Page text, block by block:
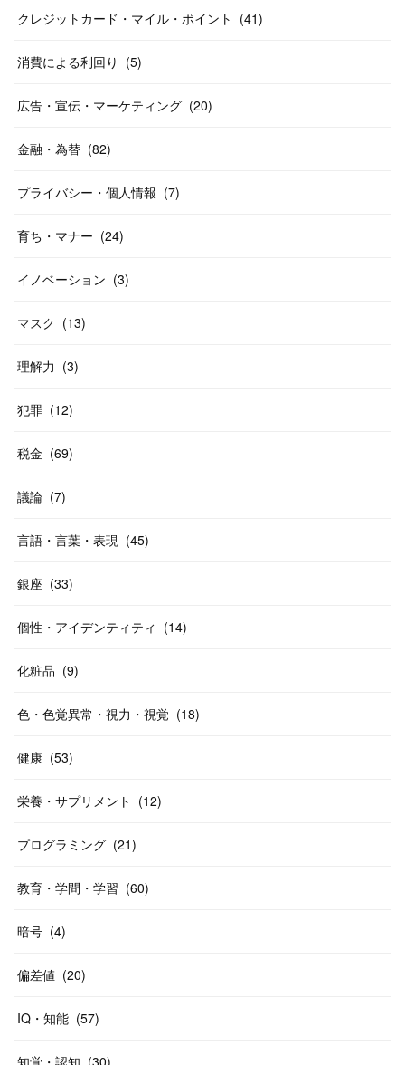
クレジットカード・マイル・ポイント (41)
消費による利回り (5)
広告・宣伝・マーケティング (20)
金融・為替 (82)
プライバシー・個人情報 (7)
育ち・マナー (24)
イノベーション (3)
マスク (13)
理解力 (3)
犯罪 (12)
税金 (69)
議論 (7)
言語・言葉・表現 (45)
銀座 (33)
個性・アイデンティティ (14)
化粧品 (9)
色・色覚異常・視力・視覚 (18)
健康 (53)
栄養・サプリメント (12)
プログラミング (21)
教育・学問・学習 (60)
暗号 (4)
偏差値 (20)
IQ・知能 (57)
知覚・認知 (30)